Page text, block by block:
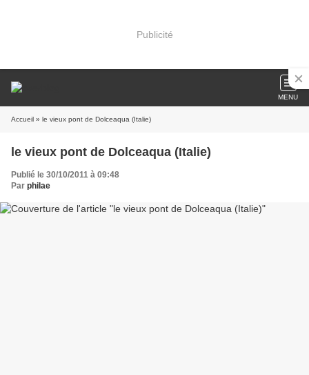
Publicité
MENU
Accueil » le vieux pont de Dolceaqua (Italie)
le vieux pont de Dolceaqua (Italie)
Publié le 30/10/2011 à 09:48
Par philae